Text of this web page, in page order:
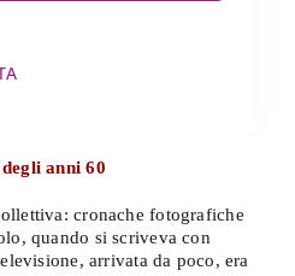
anni 60
cronache fotografiche
quando si scriveva con
arrivata da poco, era